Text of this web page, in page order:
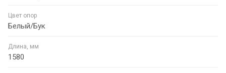
Цвет опор
Белый/Бук
Длина, мм
1580